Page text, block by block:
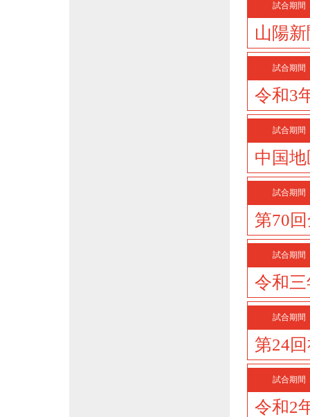
試合期間
山陽
試合期間
令和3
試合期間
中国
試合期間
第70
試合期間
令和
試合期間
第24
試合期間
令和2